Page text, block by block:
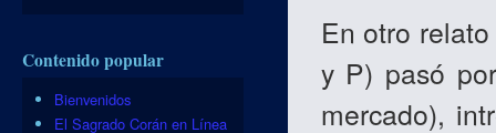
En otro
y P) pasó
mercado),
Contenido popular
Bienvenidos
El Sagrado Corán en Línea